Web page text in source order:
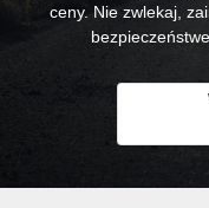
ceny. Nie zwlekaj,